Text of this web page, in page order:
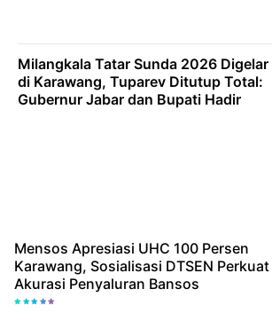
Milangkala Tatar Sunda 2026 Digelar
di Karawang, Tuparev Ditutup Total:
Gubernur Jabar dan Bupati Hadir
Mensos Apresiasi UHC 100 Persen
Karawang, Sosialisasi DTSEN Perkuat
Akurasi Penyaluran Bansos